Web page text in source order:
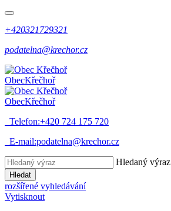
+420321729321
podatelna@krechor.cz
ObecKřečhoř
ObecKřečhoř
Telefon:+420 724 175 720
E-mail:podatelna@krechor.cz
Hledaný výraz
Hledat
rozšířené vyhledávání
Vytisknout